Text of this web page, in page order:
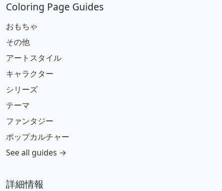
Coloring Page Guides
おもちゃ
その他
アートスタイル
キャラクター
シリーズ
テーマ
ファンタジー
ポップカルチャー
See all guides →
詳細情報